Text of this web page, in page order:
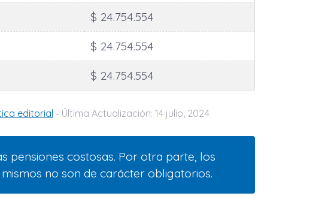
$ 24.754.554
$ 24.754.554
$ 24.754.554
editorial - Última Actualización: 14 julio, 2024
pensiones costosas. Por otra parte, los
no son de carácter obligatorios.